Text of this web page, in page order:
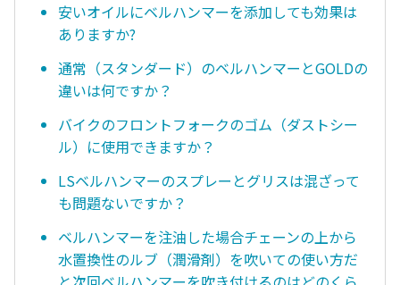
安いオイルにベルハンマーを添加しても効果は
ありますか?
通常（スタンダード）のベルハンマーとGOLDの
違いは何ですか？
バイクのフロントフォークのゴム（ダストシー
ル）に使用できますか？
LSベルハンマーのスプレーとグリスは混ざって
も問題ないですか？
ベルハンマーを注油した場合チェーンの上から
水置換性のルブ（潤滑剤）を吹いての使い方だ